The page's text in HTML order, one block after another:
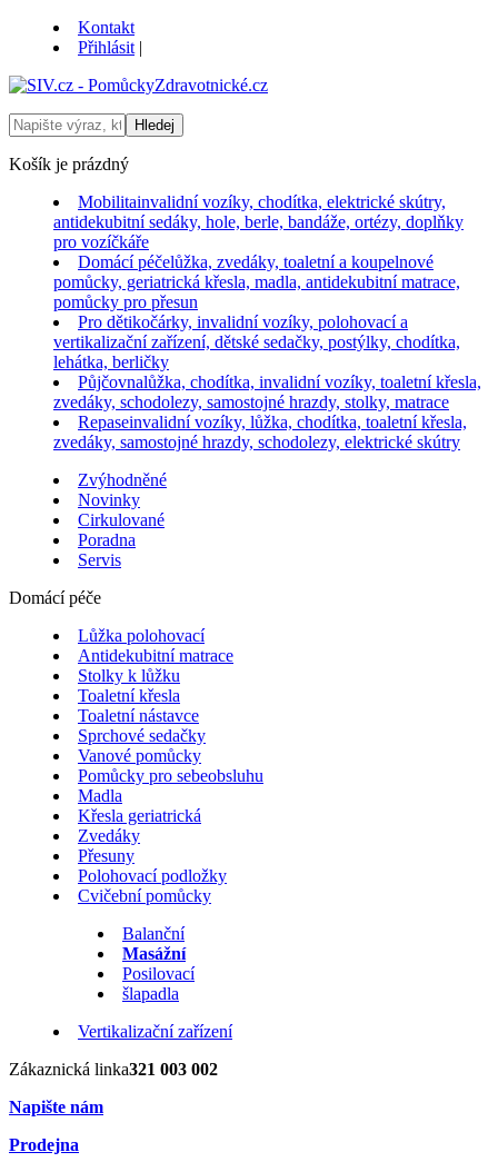
Kontakt
Přihlásit |
Košík je prázdný
Mobilitainvalidní vozíky, chodítka, elektrické skútry,
antidekubitní sedáky, hole, berle, bandáže, ortézy, doplňky
pro vozíčkáře
Domácí péčelůžka, zvedáky, toaletní a koupelnové
pomůcky, geriatrická křesla, madla, antidekubitní matrace,
pomůcky pro přesun
Pro dětikočárky, invalidní vozíky, polohovací a
vertikalizační zařízení, dětské sedačky, postýlky, chodítka,
lehátka, berličky
Půjčovnalůžka, chodítka, invalidní vozíky, toaletní křesla,
zvedáky, schodolezy, samostojné hrazdy, stolky, matrace
Repaseinvalidní vozíky, lůžka, chodítka, toaletní křesla,
zvedáky, samostojné hrazdy, schodolezy, elektrické skútry
Zvýhodněné
Novinky
Cirkulované
Poradna
Servis
Domácí péče
Lůžka polohovací
Antidekubitní matrace
Stolky k lůžku
Toaletní křesla
Toaletní nástavce
Sprchové sedačky
Vanové pomůcky
Pomůcky pro sebeobsluhu
Madla
Křesla geriatrická
Zvedáky
Přesuny
Polohovací podložky
Cvičební pomůcky
Balanční
Masážní
Posilovací
šlapadla
Vertikalizační zařízení
Zákaznická linka321 003 002
Napište nám
Prodejna